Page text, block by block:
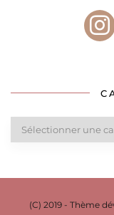
Catégories
blog
(C) 2019 - Thème